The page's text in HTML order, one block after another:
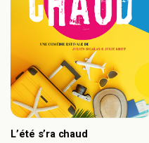
L’été s’ra chaud